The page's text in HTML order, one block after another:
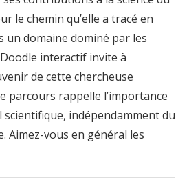
le chemin qu’elle a tracé en
un domaine dominé par les
interactif invite à
de cette chercheuse
parcours rappelle l’importance
indépendamment du
Aimez-vous en général les